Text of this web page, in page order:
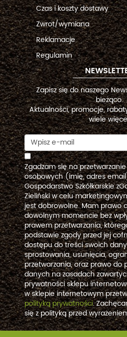
Czas i koszty dostawy
Zwrot/wymiana
Reklamacje
Regulamin
Zapisz się do naszego
bieżąco.
Aktualności, promocje,
wiele
Zgadzam się na
osobowych (imię, adres
Gospodarstwo Szkółkarskie
Zieliński w celu
jest dobrowolne. Mam prawo
dowolnym momencie bez
prawem przetwarzania,
podstawie zgody przed jej
dostępu do treści swoich
sprostowania, usunięcia,
przetwarzania, oraz prawo do
danych na zasadach
prywatności sklepu
w sklepie internetowym
polityką prywatności.
się z polityką przed